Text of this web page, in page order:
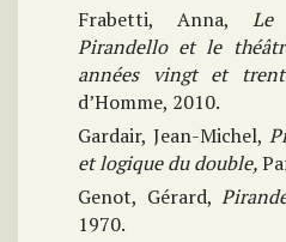
Frabetti, Anna, Le
Pirandello et le
années vingt et
d’Homme, 2010.
Gardair, Jean-Michel,
et logique du double,
Genot, Gérard,
1970.